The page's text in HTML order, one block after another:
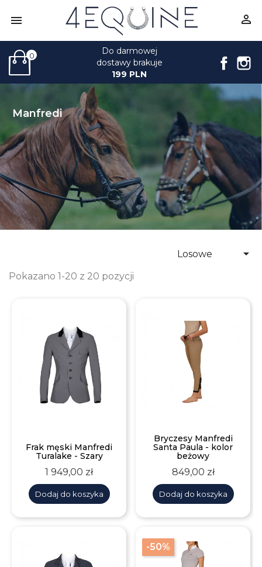
 
0
Do darmowej
dostawy brakuje
199 PLN
Manfredi
Losowe 
Pokazano 1-20 z 20 pozycji
Frak męski Manfredi
Turalake - Szary
Cena
1 949,00 zł
Dodaj do koszyka
Bryczesy Manfredi
Santa Paula - kolor
beżowy
Cena
849,00 zł
Dodaj do koszyka
-50%